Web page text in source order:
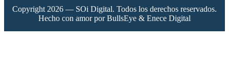
Copyright 2026 — SOi Digital. Todos los derechos reservados.
Hecho con amor por BullsEye & Enece Digital